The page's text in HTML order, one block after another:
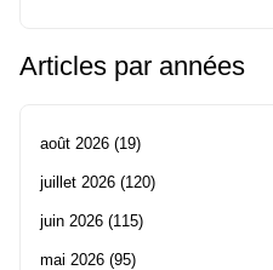
Articles par années
août 2026 (19)
juillet 2026 (120)
juin 2026 (115)
mai 2026 (95)